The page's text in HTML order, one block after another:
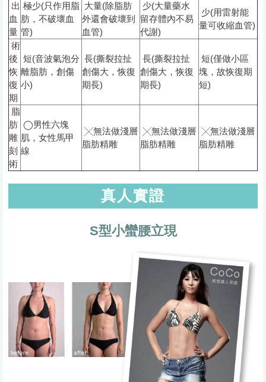
出
血
量
極少(只作用脂
肪，不破壞血
管)
大量(除脂肪
外還會破壞到
血管)
少(大量藥水
留存體內不易
代謝)
少(用雷射能
量可收縮血管)
術
後
恢
復
期
短(音波氣泡分
離脂肪，創傷
小)
長(撕裂拉扯
創傷大，恢復
期長)
長(撕裂拉扯
創傷大，恢復
期長)
短(僅做小區
塊，故恢復期
短)
脂
肪
雕
刻
術
◯男性六塊
肌，女性馬甲
線
╳無法做淺層
脂肪精雕
╳無法做淺層
脂肪精雕
╳無法做淺層
脂肪精雕
真人實證
S型小蠻腰立現